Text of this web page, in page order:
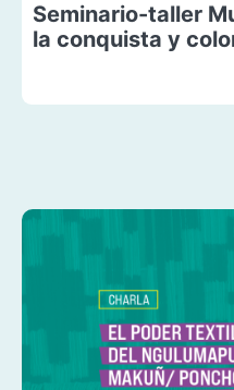
Seminario-taller
la conquista y